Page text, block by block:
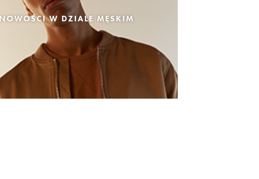
W DZIALE MĘSKIM